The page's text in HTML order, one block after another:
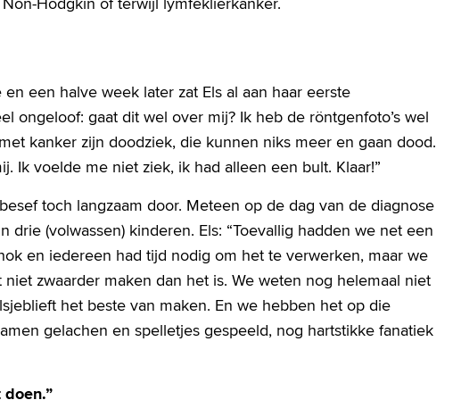
een halve week later zat Els al aan haar eerste
ongeloof: gaat dit wel over mij? Ik heb de röntgenfoto’s wel
kanker zijn doodziek, die kunnen niks meer en gaan dood.
Ik voelde me niet ziek, ik had alleen een bult. Klaar!”
toch langzaam door. Meteen op de dag van de diagnose
drie (volwassen) kinderen. Els: “Toevallig hadden we net een
en iedereen had tijd nodig om het te verwerken, maar we
zwaarder maken dan het is. We weten nog helemaal niet
het beste van maken. En we hebben het op die
gelachen en spelletjes gespeeld, nog hartstikke fanatiek